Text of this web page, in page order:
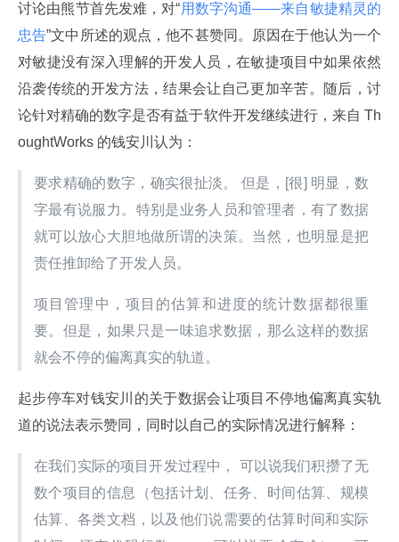
讨论由熊节首先发难，对“用数字沟通——来自敏捷精灵的
忠告”文中所述的观点，他不甚赞同。原因在于他认为一个
对敏捷没有深入理解的开发人员，在敏捷项目中如果依然
沿袭传统的开发方法，结果会让自己更加辛苦。随后，讨
论针对精确的数字是否有益于软件开发继续进行，来自 Th
oughtWorks 的钱安川认为：
要求精确的数字，确实很扯淡。 但是，[很] 明显，数
字最有说服力。特别是业务人员和管理者，有了数据
就可以放心大胆地做所谓的决策。当然，也明显是把
责任推卸给了开发人员。
项目管理中，项目的估算和进度的统计数据都很重
要。但是，如果只是一味追求数据，那么这样的数据
就会不停的偏离真实的轨道。
起步停车对钱安川的关于数据会让项目不停地偏离真实轨
道的说法表示赞同，同时以自己的实际情况进行解释：
在我们实际的项目开发过程中， 可以说我们积攒了无
数个项目的信息（包括计划、任务、时间估算、规模
估算、各类文档，以及他们说需要的估算时间和实际